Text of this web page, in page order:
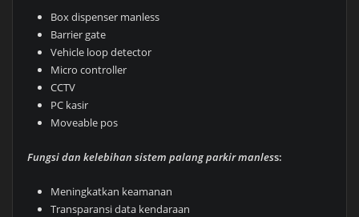
Box dispenser manless
Barrier gate
Vehicle loop detector
Micro controller
CCTV
PC kasir
Moveable pos
Fungsi dan kelebihan sistem palang parkir manless:
Meningkatkan keamanan
Transparansi data kendaraan